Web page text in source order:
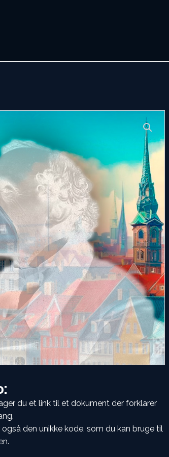
du et link til et dokument der forklarer
den unikke kode, som du kan bruge til